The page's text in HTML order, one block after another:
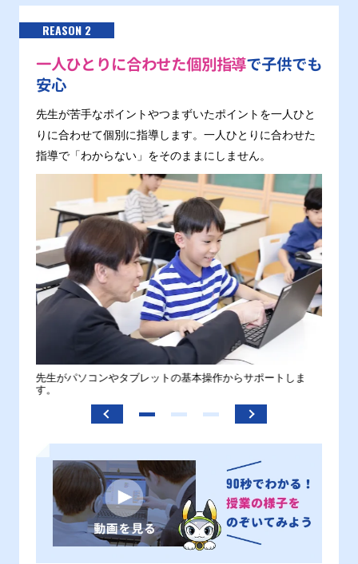
REASON 2
一人ひとりに合わせた個別指導で子供でも
安心
先生が苦手なポイントやつまずいたポイントを一人ひと
りに合わせて個別に指導します。一人ひとりに合わせた
指導で「わからない」をそのままにしません。
先生がパソコンやタブレットの基本操作からサポートしま
す。